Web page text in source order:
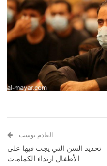
القادم بوست
تحديد السن التي يجب فيها على
الأطفال ارتداء الكمامات